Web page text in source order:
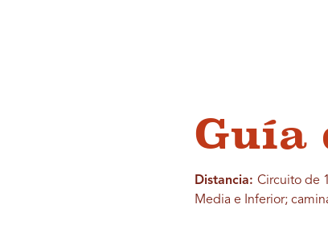
Guía
Distancia: Circuito de
Media e Inferior;